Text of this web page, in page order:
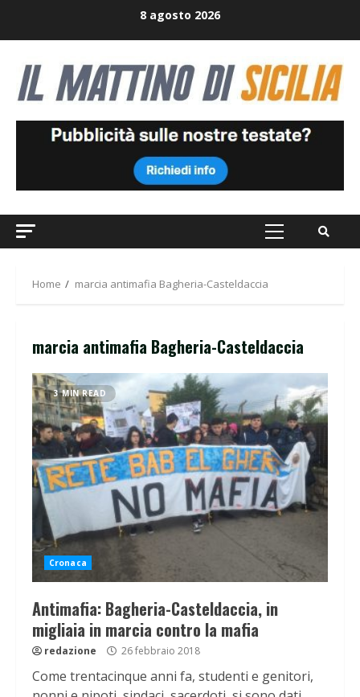
8 agosto 2026
Primary
Home marcia antimafia Bagheria-Casteldaccia
marcia antimafia Bagheria-Casteldaccia
3 MIN READ
Cronaca
Antimafia: Bagheria-Casteldaccia, in
migliaia in marcia contro la mafia
redazione 26 febbraio 2018
Come trentacinque anni fa, studenti e genitori,